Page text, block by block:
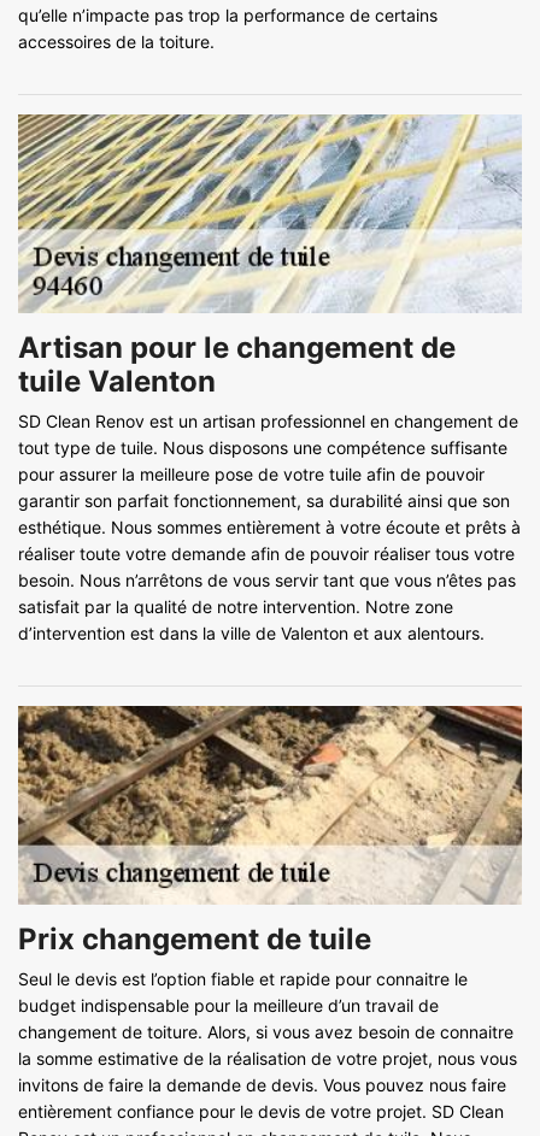
qu’elle n’impacte pas trop la performance de certains
accessoires de la toiture.
Artisan pour le changement de
tuile Valenton
SD Clean Renov est un artisan professionnel en changement de
tout type de tuile. Nous disposons une compétence suffisante
pour assurer la meilleure pose de votre tuile afin de pouvoir
garantir son parfait fonctionnement, sa durabilité ainsi que son
esthétique. Nous sommes entièrement à votre écoute et prêts à
réaliser toute votre demande afin de pouvoir réaliser tous votre
besoin. Nous n’arrêtons de vous servir tant que vous n’êtes pas
satisfait par la qualité de notre intervention. Notre zone
d’intervention est dans la ville de Valenton et aux alentours.
Prix changement de tuile
Seul le devis est l’option fiable et rapide pour connaitre le
budget indispensable pour la meilleure d’un travail de
changement de toiture. Alors, si vous avez besoin de connaitre
la somme estimative de la réalisation de votre projet, nous vous
invitons de faire la demande de devis. Vous pouvez nous faire
entièrement confiance pour le devis de votre projet. SD Clean